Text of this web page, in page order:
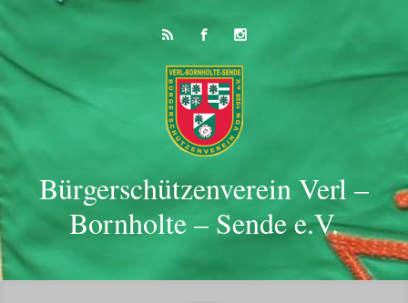
Bürgerschützenverein Verl –
Bornholte – Sende e.V.